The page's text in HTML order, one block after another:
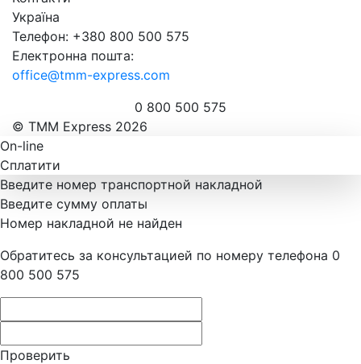
Україна
Телефон: +380 800 500 575
Електронна пошта:
office@tmm-express.com
0 800 500 575
© ТММ Express 2026
On-line
Сплатити
Введите номер транспортной накладной
Введите сумму оплаты
Номер накладной не найден
Обратитесь за консультацией по номеру телефона 0
800 500 575
Проверить